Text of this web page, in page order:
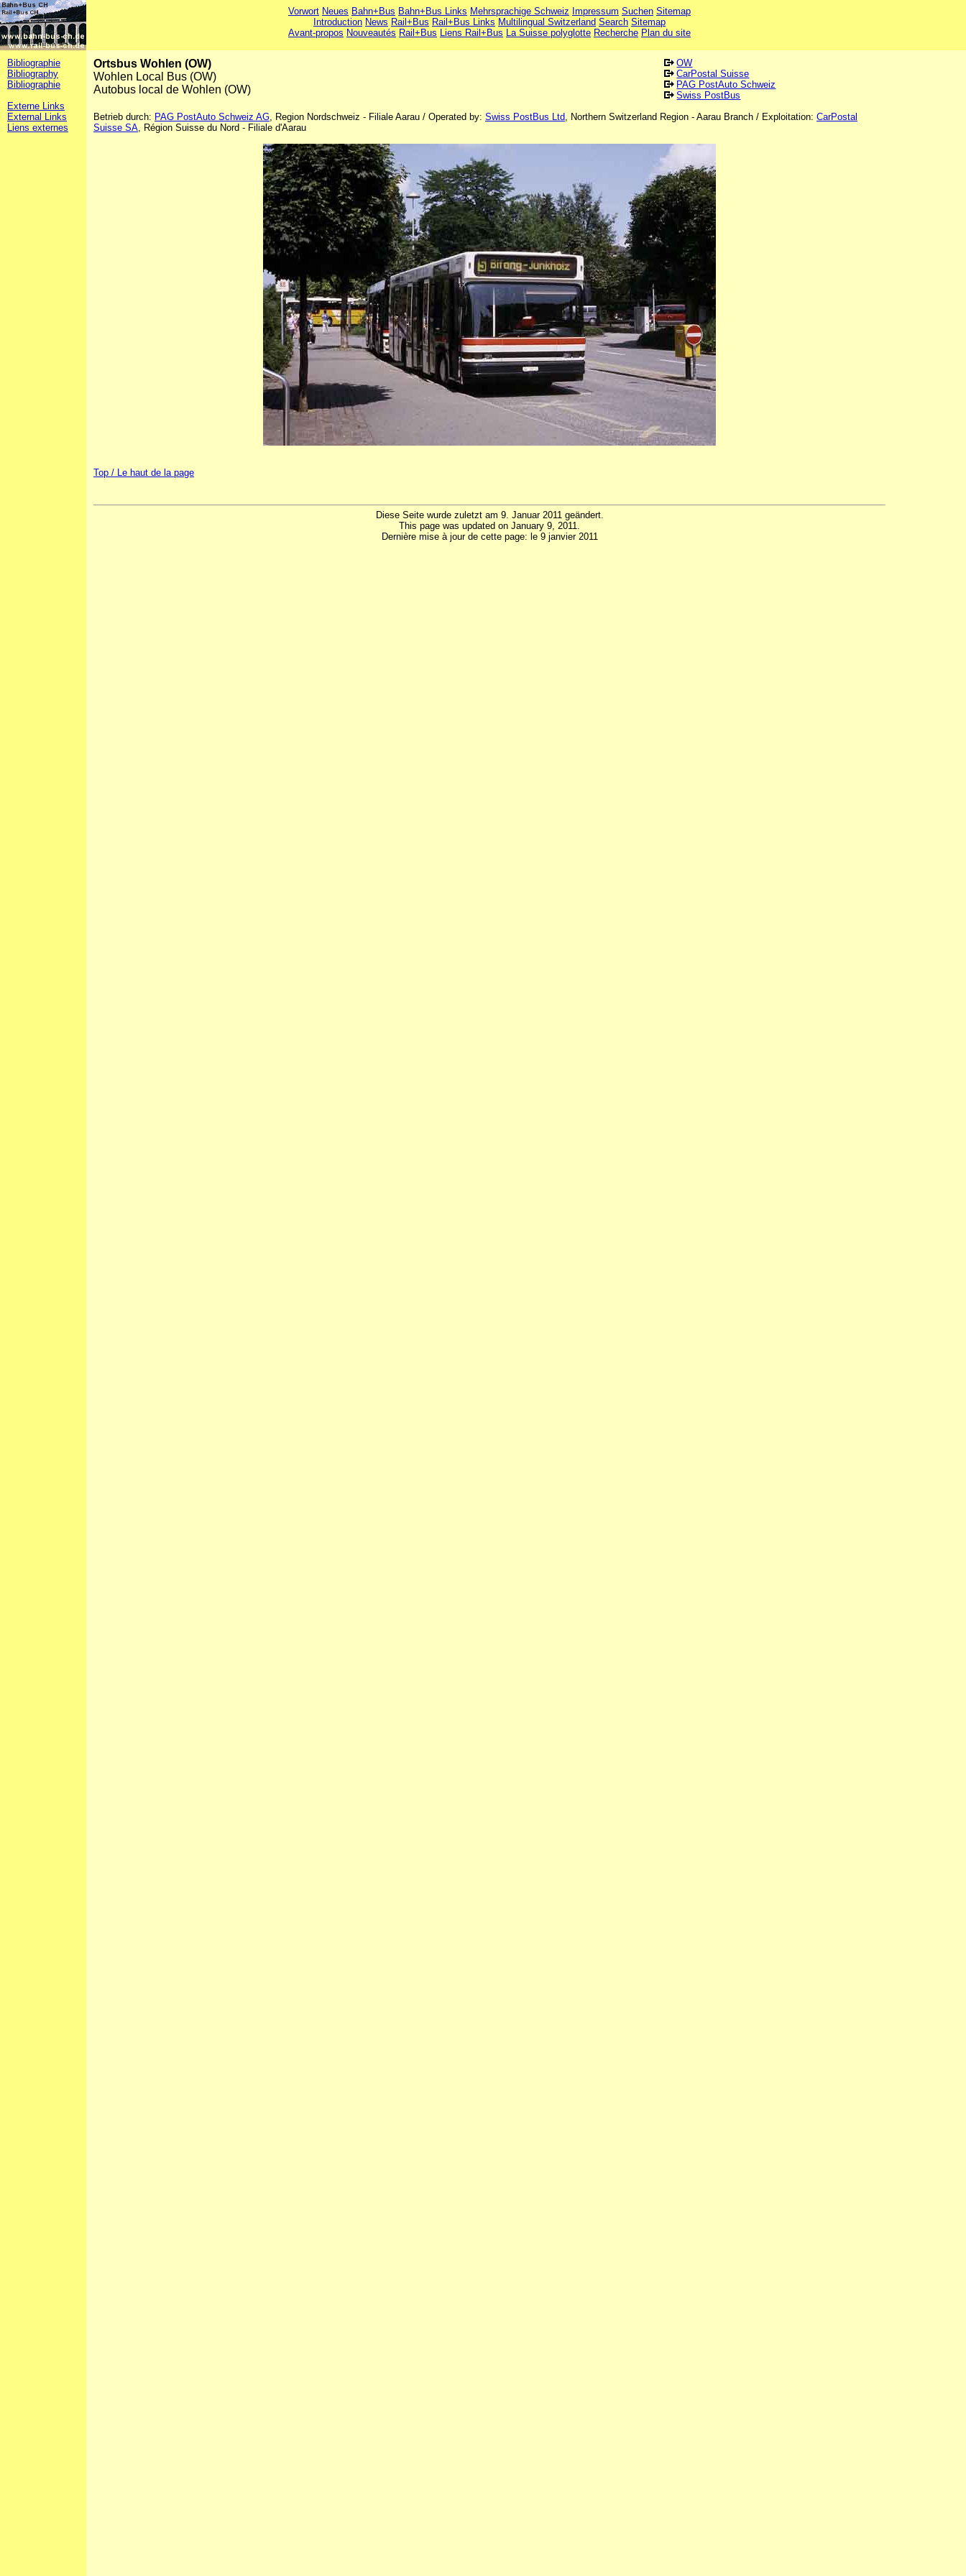
Vorwort Neues Bahn+Bus Bahn+Bus Links Mehrsprachige Schweiz Impressum Suchen Sitemap
Introduction News Rail+Bus Rail+Bus Links Multilingual Switzerland Search Sitemap
Avant-propos Nouveautés Rail+Bus Liens Rail+Bus La Suisse polyglotte Recherche Plan du site
Bibliographie
Bibliography
Bibliographie
Externe Links
External Links
Liens externes
Ortsbus Wohlen (OW)
Wohlen Local Bus (OW)
Autobus local de Wohlen (OW)
OW
CarPostal Suisse
PAG PostAuto Schweiz
Swiss PostBus
Betrieb durch: PAG PostAuto Schweiz AG, Region Nordschweiz - Filiale Aarau / Operated by: Swiss PostBus Ltd, Northern Switzerland Region - Aarau Branch / Exploitation: CarPostal
Suisse SA, Région Suisse du Nord - Filiale d'Aarau
Top / Le haut de la page
Diese Seite wurde zuletzt am 9. Januar 2011 geändert.
This page was updated on January 9, 2011.
Dernière mise à jour de cette page: le 9 janvier 2011